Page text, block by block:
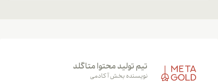
تیم تولید محتوا متاگلد
نویسنده بخش آکادمی